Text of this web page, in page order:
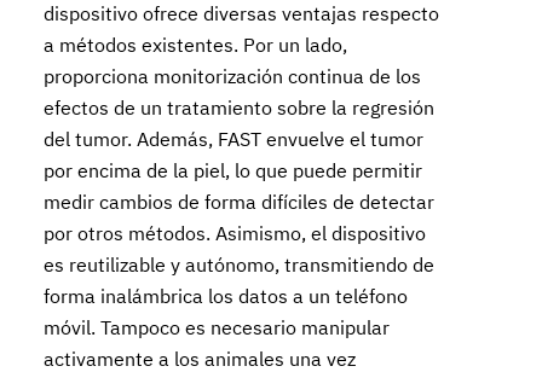
dispositivo ofrece diversas ventajas respecto
a métodos existentes. Por un lado,
proporciona monitorización continua de los
efectos de un tratamiento sobre la regresión
del tumor. Además, FAST envuelve el tumor
por encima de la piel, lo que puede permitir
medir cambios de forma difíciles de detectar
por otros métodos. Asimismo, el dispositivo
es reutilizable y autónomo, transmitiendo de
forma inalámbrica los datos a un teléfono
móvil. Tampoco es necesario manipular
activamente a los animales una vez